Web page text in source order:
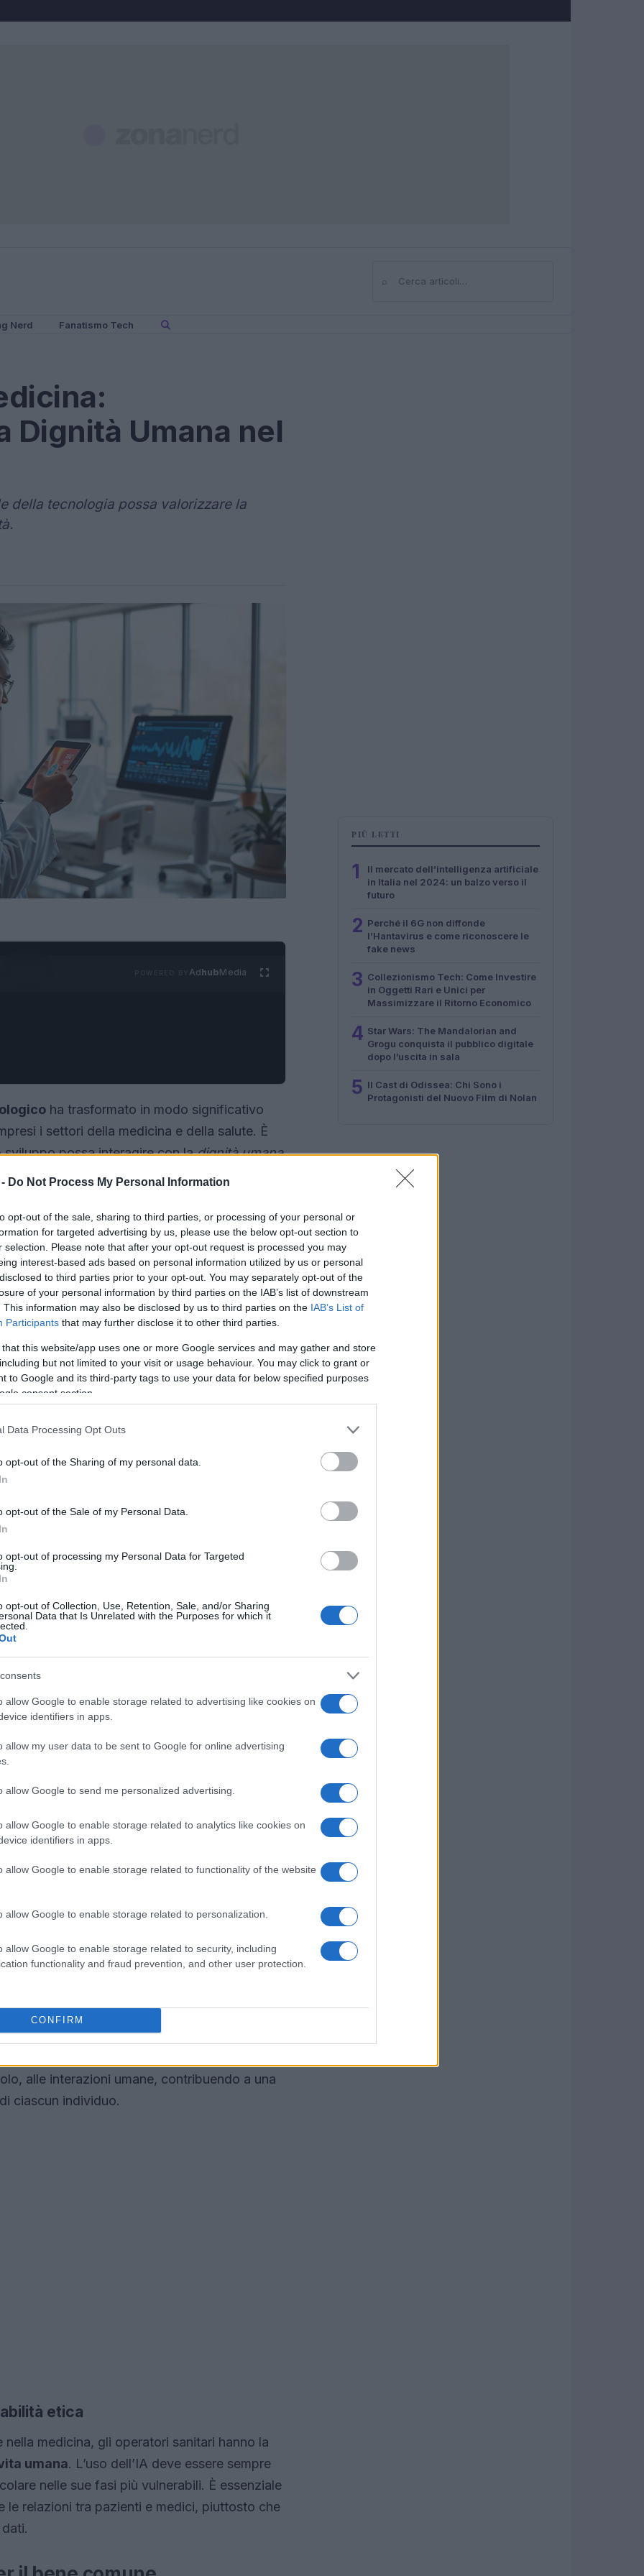
Do Not Process My Personal Information
opt-out of the sale, sharing to third parties, or processing of your personal or
for targeted advertising by us, please use the below opt-out section to
selection. Please note that after your opt-out request is processed you may
interest-based ads based on personal information utilized by us or personal
to third parties prior to your opt-out. You may separately opt-out of the
of your personal information by third parties on the IAB’s list of downstream
This information may also be disclosed by us to third parties on the IAB’s List of
Participants that may further disclose it to other third parties.
that this website/app uses one or more Google services and may gather and store
but not limited to your visit or usage behaviour. You may click to grant or
to Google and its third-party tags to use your data for below specified purposes
consent section.
Data Processing Opt Outs
opt-out of the Sharing of my personal data.
opt-out of the Sale of my Personal Data.
opt-out of processing my Personal Data for Targeted
opt-out of Collection, Use, Retention, Sale, and/or Sharing
Data that Is Unrelated with the Purposes for which it
allow Google to enable storage related to advertising like cookies on
identifiers in apps.
allow my user data to be sent to Google for online advertising
allow Google to send me personalized advertising.
allow Google to enable storage related to analytics like cookies on
identifiers in apps.
allow Google to enable storage related to functionality of the website
allow Google to enable storage related to personalization.
allow Google to enable storage related to security, including
functionality and fraud prevention, and other user protection.
CONFIRM
⌕Cerca
Nerd Fanatismo Tech
Dignità Umana nel
della tecnologia possa valorizzare la
AdhubMedia
ha trasformato in modo significativo
i settori della medicina e della salute. È
possa interagire con ladignità umana
l’importanza di mantenere la dignità
di rapidi cambiamenti. Questo articolo
dall’intelligenza artificiale (IA) nella
coesistenza equilibrata tra tecnologia e
tecnologia
potenziale distruttivodella tecnologia
i valori umani. Le innovazioni, se
avere effetti devastanti, come
attuali sono più potenti che mai, il che
di chi li utilizza. Un uso etico della
e benefico, a patto che sia
epocale
sul nostro modo di pensare e di
che sembrano essere interlocutori, il
delle relazioni umane. È essenziale
la capacità di apprezzare ciò che è
offerte dalla tecnologia.
nella medicina
frequentemente nel campo della medicina,
insostituibili. La professionalità di un medico
sanitari; è necessaria anche la
alle interazioni umane, contribuendo a una
ciascun individuo.
etica
nella medicina, gli operatori sanitari hanno la
umana. L’uso dell’IA deve essere sempre
nelle sue fasi più vulnerabili. È essenziale
le relazioni tra pazienti e medici, piuttosto che
PIÙ LETTI
1
Il mercato dell’intelligenza artificiale
in Italia nel 2024: un balzo verso il
futuro
2 Perché il 6G non diffonde
l’Hantavirus e come riconoscere le
fake news
3 Collezionismo Tech: Come Investire
in Oggetti Rari e Unici per
Massimizzare il Ritorno Economico
4 Star Wars: The Mandalorian and
Grogu conquista il pubblico digitale
dopo l’uscita in sala
5 Il Cast di Odissea: Chi Sono i
Protagonisti del Nuovo Film di Nolan